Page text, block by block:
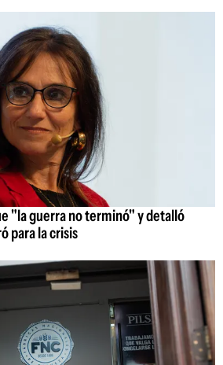
"la guerra no terminó" y detalló
para la crisis